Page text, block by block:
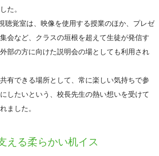
た。
聴覚室は、映像を使用する授業のほか、プレゼ
会など、クラスの垣根を超えて生徒が発信す
部の方に向けた説明会の場としても利用され
有できる場所として、常に楽しい気持ちで参
したいという、校長先生の熱い想いを受けて
ました。
える柔らかい机イス